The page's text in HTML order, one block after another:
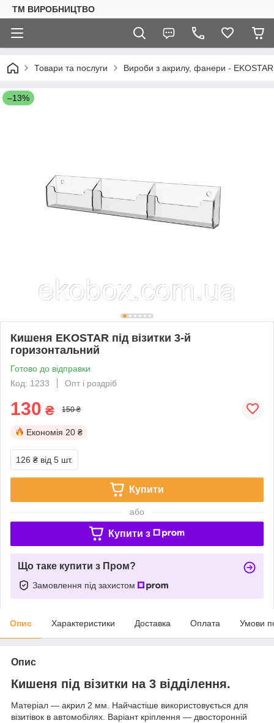
ТМ ВИРОБНИЦТВО
Товари та послуги Вироби з акрилу, фанери - EKOSTAR
–13%
Кишеня EKOSTAR під візитки 3-й
горизонтальний
Готово до відправки
Код: 1233
Опт і роздріб
130 ₴ 150 ₴
Економія 20 ₴
126 ₴ від 5 шт.
Купити
або
Купити з
Що таке купити з Пром?
Замовлення під захистом
Опис Характеристики Доставка Оплата Умови
Опис
Кишеня під візитки на 3 відділення.
Матеріал — акрил 2 мм. Найчастіше використовується для
візитівок в автомобілях. Варіант кріплення — двосторонній